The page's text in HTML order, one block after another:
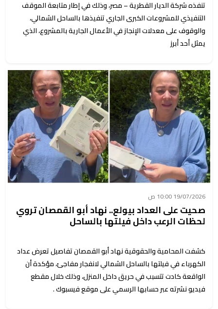
تنفذه شركة الديار القطرية – مصر، وذلك في إطار متابعة الموقف
التنفيذي للمشروعات الكبرى الجاري تنفيذها بالساحل الشمالي،
والوقوف على معدلات الإنجاز في الأعمال الجارية بالمشروع، الذي
يمثل أحد أبرز
19/07/2026 10:00 ص
صحيت على العداد بيولع.. نهاد أبو القمصان تروي
لحظات الرعب داخل فيلتها بالساحل
كشفت المحامية والحقوقية نهاد أبو القمصان تفاصيل تعرض عداد
الكهرباء في فيلتها بالساحل الشمالي لانفجار مفاجئ، مؤكدة أن
الواقعة كادت تتسبب في حريق داخل المنزل، وذلك خلال مقطع
فيديو نشرته عبر حسابها الرسمي على موقع فيسبوك .